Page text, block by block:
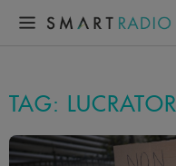
TAG: LUCRATORI